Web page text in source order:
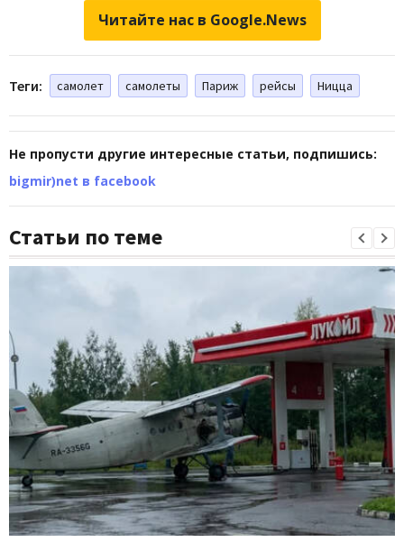
Читайте нас в Google.News
Теги: самолет самолеты Париж рейсы Ницца
Не пропусти другие интересные статьи, подпишись:
bigmir)net в facebook
Статьи по теме